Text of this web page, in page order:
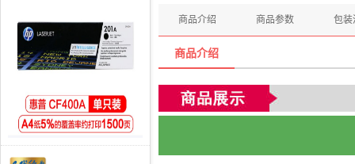
商品介绍 商品参数 包装
商品介绍